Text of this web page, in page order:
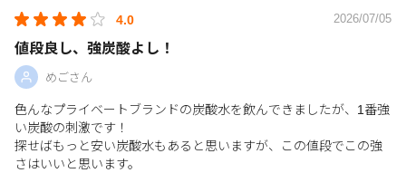
4.0 2026/07/05
値段良し、強炭酸よし！
めごさん
色んなプライベートブランドの炭酸水を飲んできましたが、1番強
い炭酸の刺激です！
探せばもっと安い炭酸水もあると思いますが、この値段でこの強
さはいいと思います。